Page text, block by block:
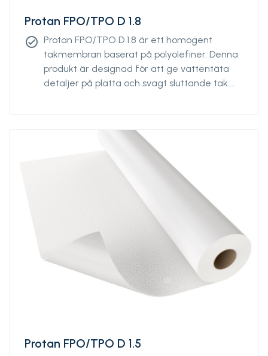
Protan FPO/TPO D 1.8
check_circle Protan FPO/TPO D 1.8 är ett homogent
takmembran baserat på polyolefiner. Denna
produkt är designad för att ge vattentäta
detaljer på platta och svagt sluttande tak.
exponerat takmembransystem eller ett
är svetsbar med varmluft och är designad
för att fungera bra under olika
klimatförhållanden.
Protan FPO/TPO D 1.5